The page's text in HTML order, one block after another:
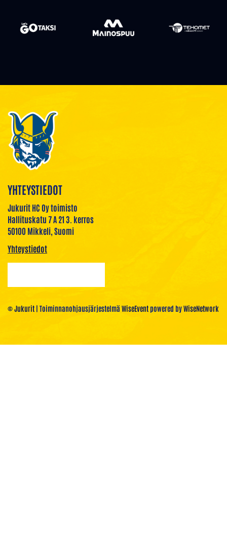
YHTEYSTIEDOT
Jukurit HC Oy toimisto
Hallituskatu 7 A 21 3. kerros
50100 Mikkeli, Suomi
Yhteystiedot
© Jukurit | Toiminnanohjausjärjestelmä WiseEventpowered byWiseNetwork